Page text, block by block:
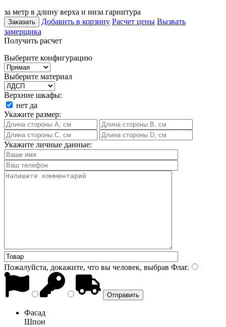
за метр в длину верха и низа гарнитура
Заказать Добавить в корзину Расчет цены Вызвать
замерщика
Получить расчет
Выберите конфигурацию
Выберите материал
Верхние шкафы:
нет да
Укажите размер:
Укажите личные данные:
Пожалуйста, докажите, что вы человек, выбрав Флаг.
Фасад
Шпон